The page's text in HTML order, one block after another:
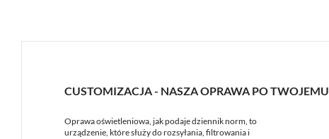
CUSTOMIZACJA - NASZA OPRAWA PO TWOJEMU
Oprawa oświetleniowa, jak podaje dziennik norm, to
urządzenie, które służy do rozsyłania, filtrowania i